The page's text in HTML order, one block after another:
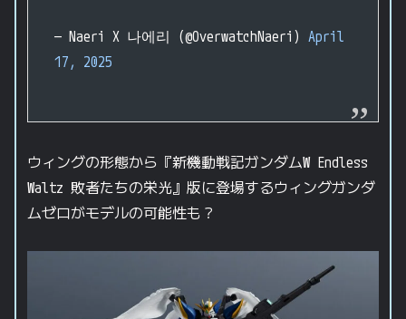
— Naeri X 나에리 (@OverwatchNaeri) April
17, 2025
ウィングの形態から『新機動戦記ガンダムW Endless
Waltz 敗者たちの栄光』版に登場するウィングガンダ
ムゼロがモデルの可能性も？